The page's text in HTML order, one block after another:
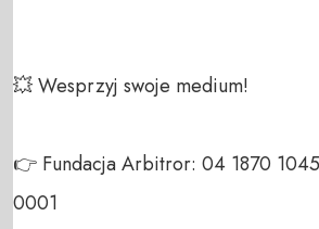
💥 Wesprzyj swoje medium!
👉 Fundacja Arbitror: 04 1870
0001